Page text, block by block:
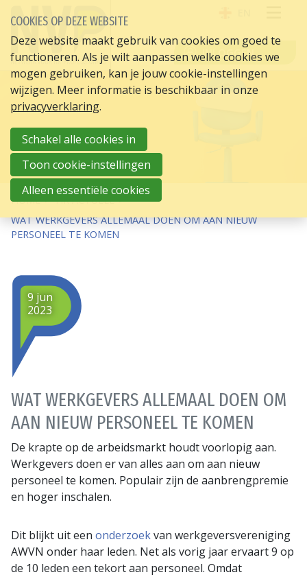
INLOGGEN
HOME
HR ACTUEEL
WAT WERKGEVERS ALLEMAAL DOEN OM AAN NIEUW
PERSONEEL TE KOMEN
WAT WERKGEVERS ALLEMAAL DOEN OM
AAN NIEUW PERSONEEL TE KOMEN
9 jun
2023
De krapte op de arbeidsmarkt houdt voorlopig aan.
Werkgevers doen er van alles aan om aan nieuw
personeel te komen. Populair zijn de aanbrengpremie
en hoger inschalen.
Dit blijkt uit een onderzoekvan werkgeversvereniging
AWVN onder haar leden. Net als vorig jaar ervaart 9 op
de 10 leden een tekort aan personeel. Omdat
COOKIES OP DEZE WEBSITE
Deze website maakt gebruik van cookies om goed te
functioneren. Als je wilt aanpassen welke cookies we
mogen gebruiken, kan je jouw cookie-instellingen
wijzigen. Meer informatie is beschikbaar in onze
privacyverklaring.
Schakel alle cookies in
Toon cookie-instellingen
Alleen essentiële cookies